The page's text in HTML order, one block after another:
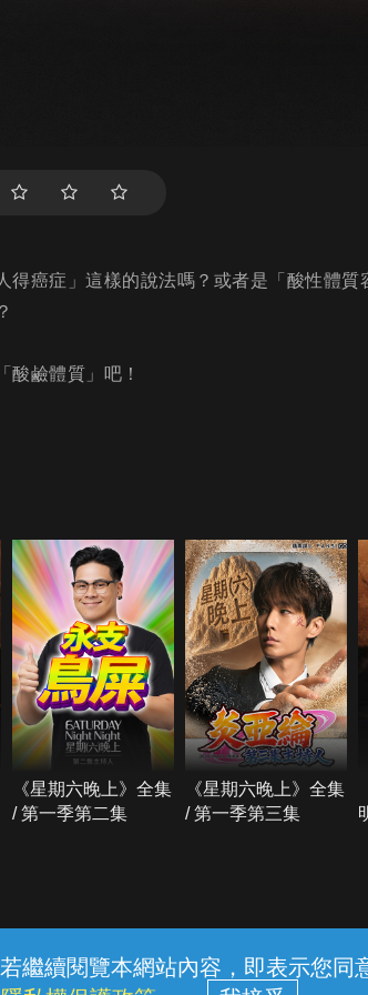
繼續閱覽本網站內容，即表示您同
得癌症」這樣的說法嗎？或者是「酸性體
酸鹼體質」吧！
《星期六晚上》全集
/ 第一季第二集
《星期六晚上》全集
/ 第一季第三集
服務條款 隱私權保護